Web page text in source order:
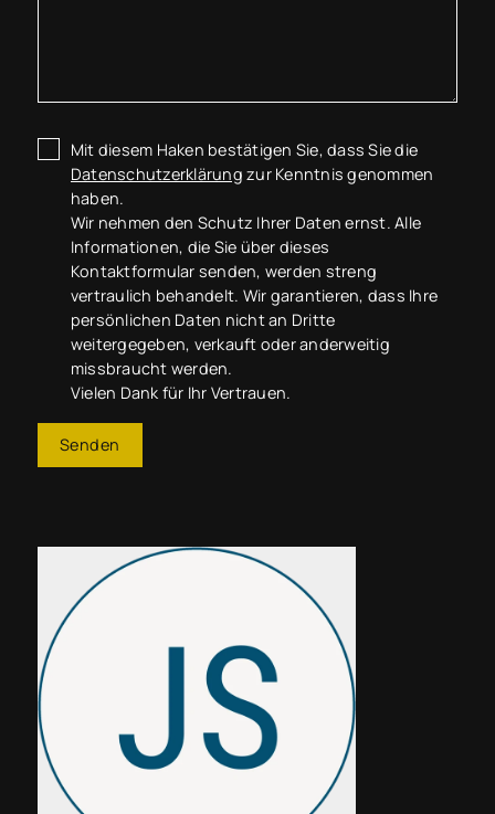
Mit diesem Haken bestätigen Sie, dass Sie die
Datenschutzerklärung zur Kenntnis genommen
haben.
Wir nehmen den Schutz Ihrer Daten ernst. Alle
Informationen, die Sie über dieses
Kontaktformular senden, werden streng
vertraulich behandelt. Wir garantieren, dass Ihre
persönlichen Daten nicht an Dritte
weitergegeben, verkauft oder anderweitig
missbraucht werden.
Vielen Dank für Ihr Vertrauen.
Senden